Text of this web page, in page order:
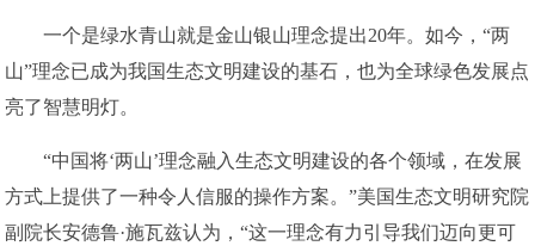
一个是绿水青山就是金山银山理念提出20年。如今，“两
山”理念已成为我国生态文明建设的基石，也为全球绿色发展点
亮了智慧明灯。
“中国将‘两山’理念融入生态文明建设的各个领域，在发展
方式上提供了一种令人信服的操作方案。”美国生态文明研究院
副院长安德鲁·施瓦兹认为，“这一理念有力引导我们迈向更可